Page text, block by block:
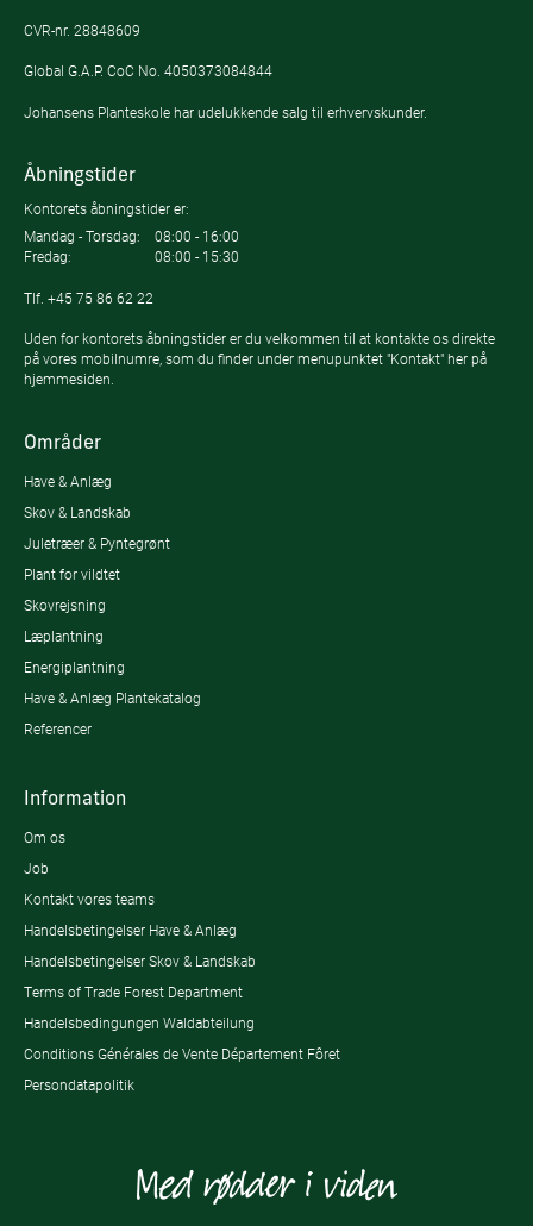
CVR-nr. 28848609
Global G.A.P. CoC No. 4050373084844
Johansens Planteskole har udelukkende salg til erhvervskunder.
Åbningstider
Kontorets åbningstider er:
Mandag - Torsdag:
08:00 - 16:00
Fredag:
08:00 - 15:30
Tlf. +45 75 86 62 22
Uden for kontorets åbningstider er du velkommen til at kontakte os direkte
på vores mobilnumre, som du finder under menupunktet "Kontakt" her på
hjemmesiden.
Områder
Have & Anlæg
Skov & Landskab
Juletræer & Pyntegrønt
Plant for vildtet
Skovrejsning
Læplantning
Energiplantning
Have & Anlæg Plantekatalog
Referencer
Information
Om os
Job
Kontakt vores teams
Handelsbetingelser Have & Anlæg
Handelsbetingelser Skov & Landskab
Terms of Trade Forest Department
Handelsbedingungen Waldabteilung
Conditions Générales de Vente Département Fôret
Persondatapolitik